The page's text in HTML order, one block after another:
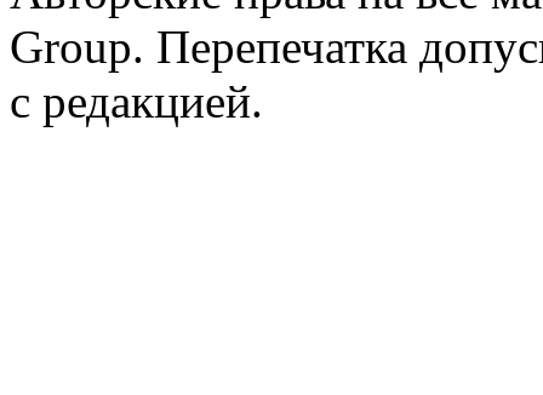
Group. Перепечатка
с редакцией.